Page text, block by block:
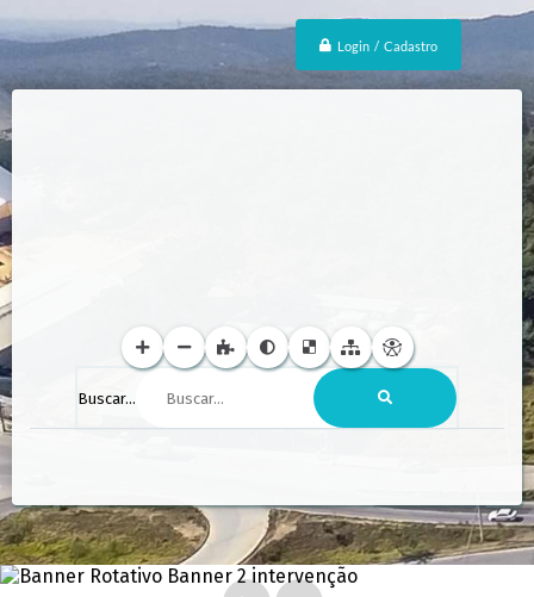
Login / Cadastro
Buscar...